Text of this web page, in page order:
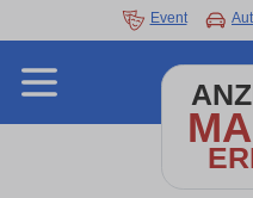
Event